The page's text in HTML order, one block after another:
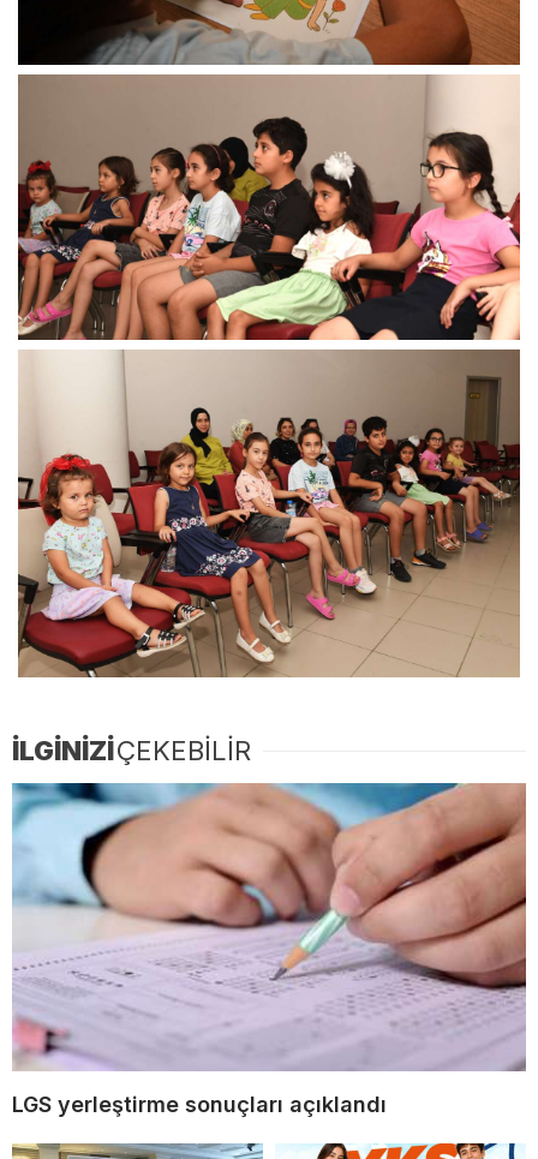
İLGİNİZİÇEKEBİLİR
LGS yerleştirme sonuçları açıklandı